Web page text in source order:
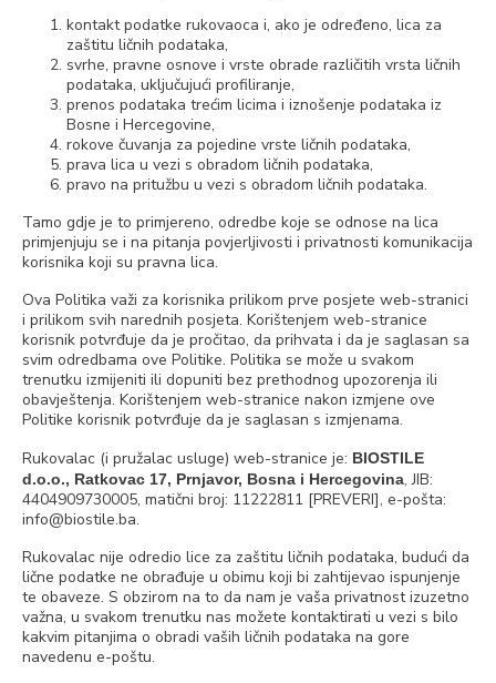
kontakt podatke rukovaoca i, ako je određeno, lica za
zaštitu ličnih podataka,
svrhe, pravne osnove i vrste obrade različitih vrsta ličnih
podataka, uključujući profiliranje,
prenos podataka trećim licima i iznošenje podataka iz
Bosne i Hercegovine,
rokove čuvanja za pojedine vrste ličnih podataka,
prava lica u vezi s obradom ličnih podataka,
pravo na pritužbu u vezi s obradom ličnih podataka.
Tamo gdje je to primjereno, odredbe koje se odnose na lica
primjenjuju se i na pitanja povjerljivosti i privatnosti komunikacija
korisnika koji su pravna lica.
Ova Politika važi za korisnika prilikom prve posjete web-stranici
i prilikom svih narednih posjeta. Korištenjem web-stranice
korisnik potvrđuje da je pročitao, da prihvata i da je saglasan sa
svim odredbama ove Politike. Politika se može u svakom
trenutku izmijeniti ili dopuniti bez prethodnog upozorenja ili
obavještenja. Korištenjem web-stranice nakon izmjene ove
Politike korisnik potvrđuje da je saglasan s izmjenama.
Rukovalac (i pružalac usluge) web-stranice je: BIOSTILE
d.o.o., Ratkovac 17, Prnjavor, Bosna i Hercegovina, JIB:
4404909730005, matični broj: 11222811 [PREVERI], e-pošta:
info@biostile.ba.
Rukovalac nije odredio lice za zaštitu ličnih podataka, budući da
lične podatke ne obrađuje u obimu koji bi zahtijevao ispunjenje
te obaveze. S obzirom na to da nam je vaša privatnost izuzetno
važna, u svakom trenutku nas možete kontaktirati u vezi s bilo
kakvim pitanjima o obradi vaših ličnih podataka na gore
navedenu e-poštu.